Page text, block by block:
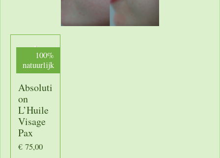
100%
natuurlijk
Absoluti
on
L’Huile
Visage
Pax
€ 75,00